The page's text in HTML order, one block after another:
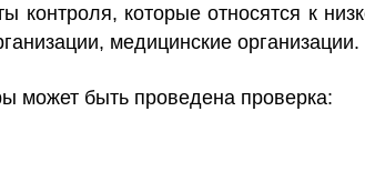
контроля, которые относятся к
медицинские организации.
может быть проведена проверка: